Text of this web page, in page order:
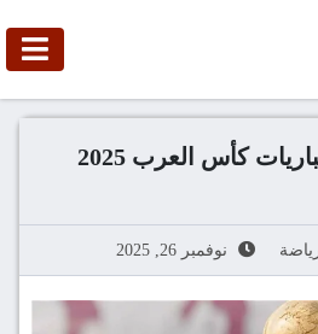
تعرف على جدول مباريات كأس العرب 2025
نوفمبر 26, 2025